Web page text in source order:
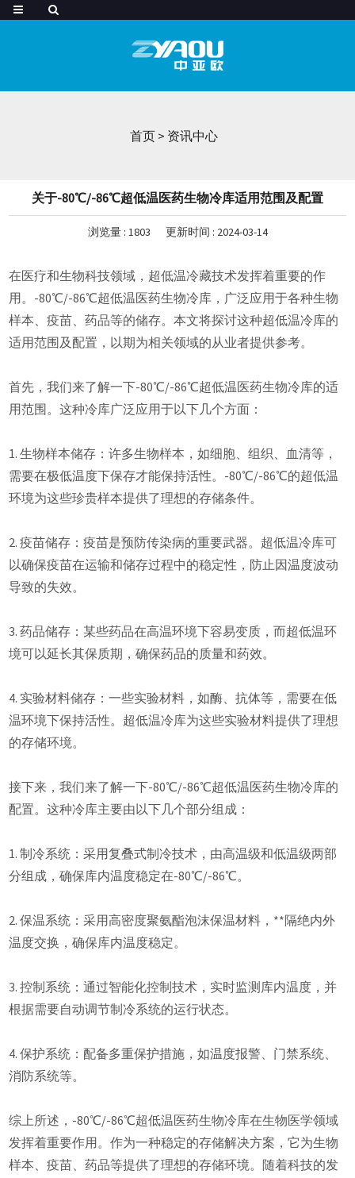
首页> 资讯中心
关于-80℃/-86℃超低温医药生物冷库适用范围及配置
浏览量 : 1803 更新时间 : 2024-03-14
在医疗和生物科技领域，超低温冷藏技术发挥着重要的作
用。-80℃/-86℃超低温医药生物冷库，广泛应用于各种生物
样本、疫苗、药品等的储存。本文将探讨这种超低温冷库的
适用范围及配置，以期为相关领域的从业者提供参考。
首先，我们来了解一下-80℃/-86℃超低温医药生物冷库的适
用范围。这种冷库广泛应用于以下几个方面：
1. 生物样本储存：许多生物样本，如细胞、组织、血清等，
需要在极低温度下保存才能保持活性。-80℃/-86℃的超低温
环境为这些珍贵样本提供了理想的存储条件。
2. 疫苗储存：疫苗是预防传染病的重要武器。超低温冷库可
以确保疫苗在运输和储存过程中的稳定性，防止因温度波动
导致的失效。
3. 药品储存：某些药品在高温环境下容易变质，而超低温环
境可以延长其保质期，确保药品的质量和药效。
4. 实验材料储存：一些实验材料，如酶、抗体等，需要在低
温环境下保持活性。超低温冷库为这些实验材料提供了理想
的存储环境。
接下来，我们来了解一下-80℃/-86℃超低温医药生物冷库的
配置。这种冷库主要由以下几个部分组成：
1. 制冷系统：采用复叠式制冷技术，由高温级和低温级两部
分组成，确保库内温度稳定在-80℃/-86℃。
2. 保温系统：采用高密度聚氨酯泡沫保温材料，**隔绝内外
温度交换，确保库内温度稳定。
3. 控制系统：通过智能化控制技术，实时监测库内温度，并
根据需要自动调节制冷系统的运行状态。
4. 保护系统：配备多重保护措施，如温度报警、门禁系统、
消防系统等。
综上所述，-80℃/-86℃超低温医药生物冷库在生物医学领域
发挥着重要作用。作为一种稳定的存储解决方案，它为生物
样本、疫苗、药品等提供了理想的存储环境。随着科技的发